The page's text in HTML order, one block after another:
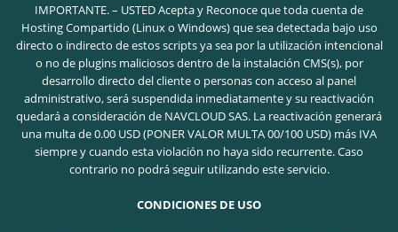
IMPORTANTE. – USTED Acepta y Reconoce que toda cuenta de
Hosting Compartido (Linux o Windows) que sea detectada bajo uso
directo o indirecto de estos scripts ya sea por la utilización intencional
o no de plugins maliciosos dentro de la instalación CMS(s), por
desarrollo directo del cliente o personas con acceso al panel
administrativo, será suspendida inmediatamente y su reactivación
quedará a consideración de NAVCLOUD SAS. La reactivación generará
una multa de 0.00 USD (PONER VALOR MULTA 00/100 USD) más IVA
siempre y cuando esta violación no haya sido recurrente. Caso
contrario no podrá seguir utilizando este servicio.
CONDICIONES DE USO